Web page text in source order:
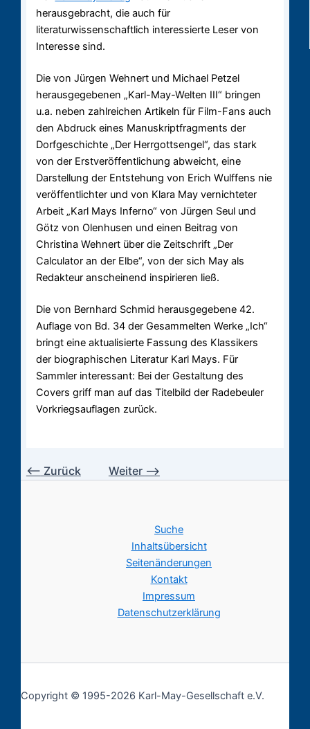
herausgebracht, die auch für
literaturwissenschaftlich interessierte Leser von
Interesse sind.
Die von Jürgen Wehnert und Michael Petzel
herausgegebenen „Karl-May-Welten III“ bringen
u.a. neben zahlreichen Artikeln für Film-Fans auch
den Abdruck eines Manuskriptfragments der
Dorfgeschichte „Der Herrgottsengel“, das stark
von der Erstveröffentlichung abweicht, eine
Darstellung der Entstehung von Erich Wulffens nie
veröffentlichter und von Klara May vernichteter
Arbeit „Karl Mays Inferno“ von Jürgen Seul und
Götz von Olenhusen und einen Beitrag von
Christina Wehnert über die Zeitschrift „Der
Calculator an der Elbe“, von der sich May als
Redakteur anscheinend inspirieren ließ.
Die von Bernhard Schmid herausgegebene 42.
Auflage von Bd. 34 der Gesammelten Werke „Ich“
bringt eine aktualisierte Fassung des Klassikers
der biographischen Literatur Karl Mays. Für
Sammler interessant: Bei der Gestaltung des
Covers griff man auf das Titelbild der Radebeuler
Vorkriegsauflagen zurück.
⟵ Zurück Weiter ⟶
Suche
Inhaltsübersicht
Seitenänderungen
Kontakt
Impressum
Datenschutzerklärung
Copyright © 1995-2026 Karl-May-Gesellschaft e.V.